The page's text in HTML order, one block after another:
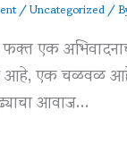
/Uncategorized/
एक
आहे, एक चळवळ
आवाज…